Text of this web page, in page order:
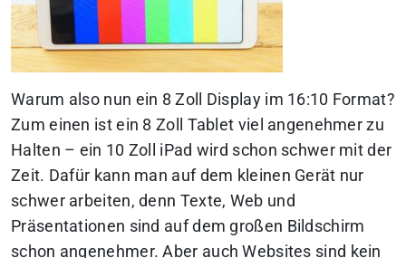
Warum also nun ein 8 Zoll Display im 16:10 Format?
Zum einen ist ein 8 Zoll Tablet viel angenehmer zu
Halten – ein 10 Zoll iPad wird schon schwer mit der
Zeit. Dafür kann man auf dem kleinen Gerät nur
schwer arbeiten, denn Texte, Web und
Präsentationen sind auf dem großen Bildschirm
schon angenehmer. Aber auch Websites sind kein